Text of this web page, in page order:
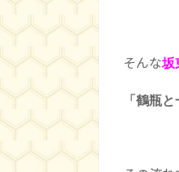
そんな坂
「鶴瓶
着い